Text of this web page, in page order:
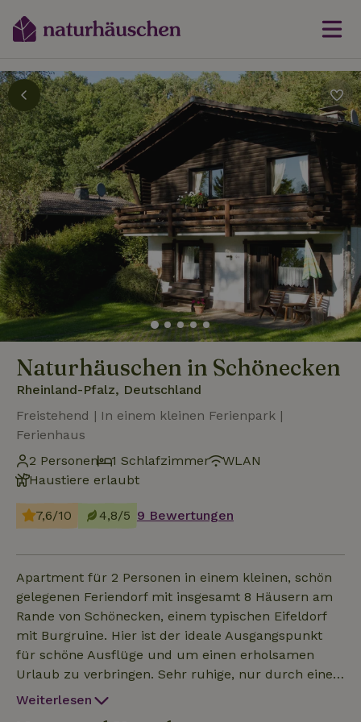
Naturhäuschen in Schönecken
Rheinland-Pfalz, Deutschland
Freistehend | In einem kleinen Ferienpark |
Ferienhaus
2 Personen
1 Schlafzimmer
WLAN
Haustiere erlaubt
7,6/10 4,8/5 9 Bewertungen
Apartment für 2 Personen in einem kleinen, schön
gelegenen Feriendorf mit insgesamt 8 Häusern am
Rande von Schönecken, einem typischen Eifeldorf
mit Burgruine. Hier ist der ideale Ausgangspunkt
für schöne Ausflüge und um einen erholsamen
Urlaub zu verbringen. Sehr ruhige, nur durch eine
Privatstraße erschlossene Anlage, ideal für
Weiterlesen